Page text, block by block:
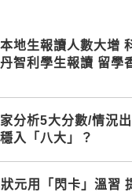
地生報讀人數大增
智利學生報讀 留學
分析5大分數/情況
入「八大」？
元用「閃卡」溫習